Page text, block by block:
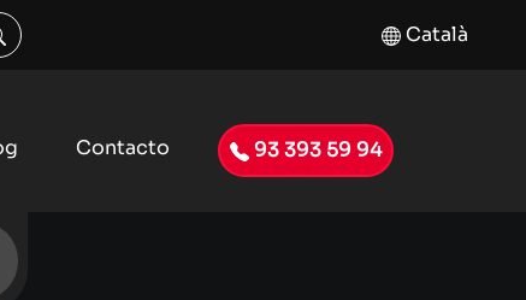
Català
Contacto 93 393 59 94